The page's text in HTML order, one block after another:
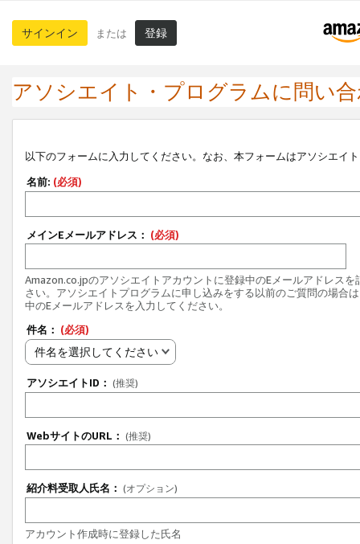
サインイン または 登録
アソシエイト・プログラムに問い
以下のフォームに入力してください。なお、本フォームはアソシエイ
名前: (必須)
メインEメールアドレス： (必須)
Amazon.co.jpのアソシエイトアカウントに登録中のEメールアドレスを
さい。アソシエイトプログラムに申し込みをする以前のご質問の場合
中のEメールアドレスを入力してください。
件名： (必須)
件名を選択してください
アソシエイトID： (推奨)
WebサイトのURL： (推奨)
紹介料受取人氏名： (オプション)
アカウント作成時に登録した氏名